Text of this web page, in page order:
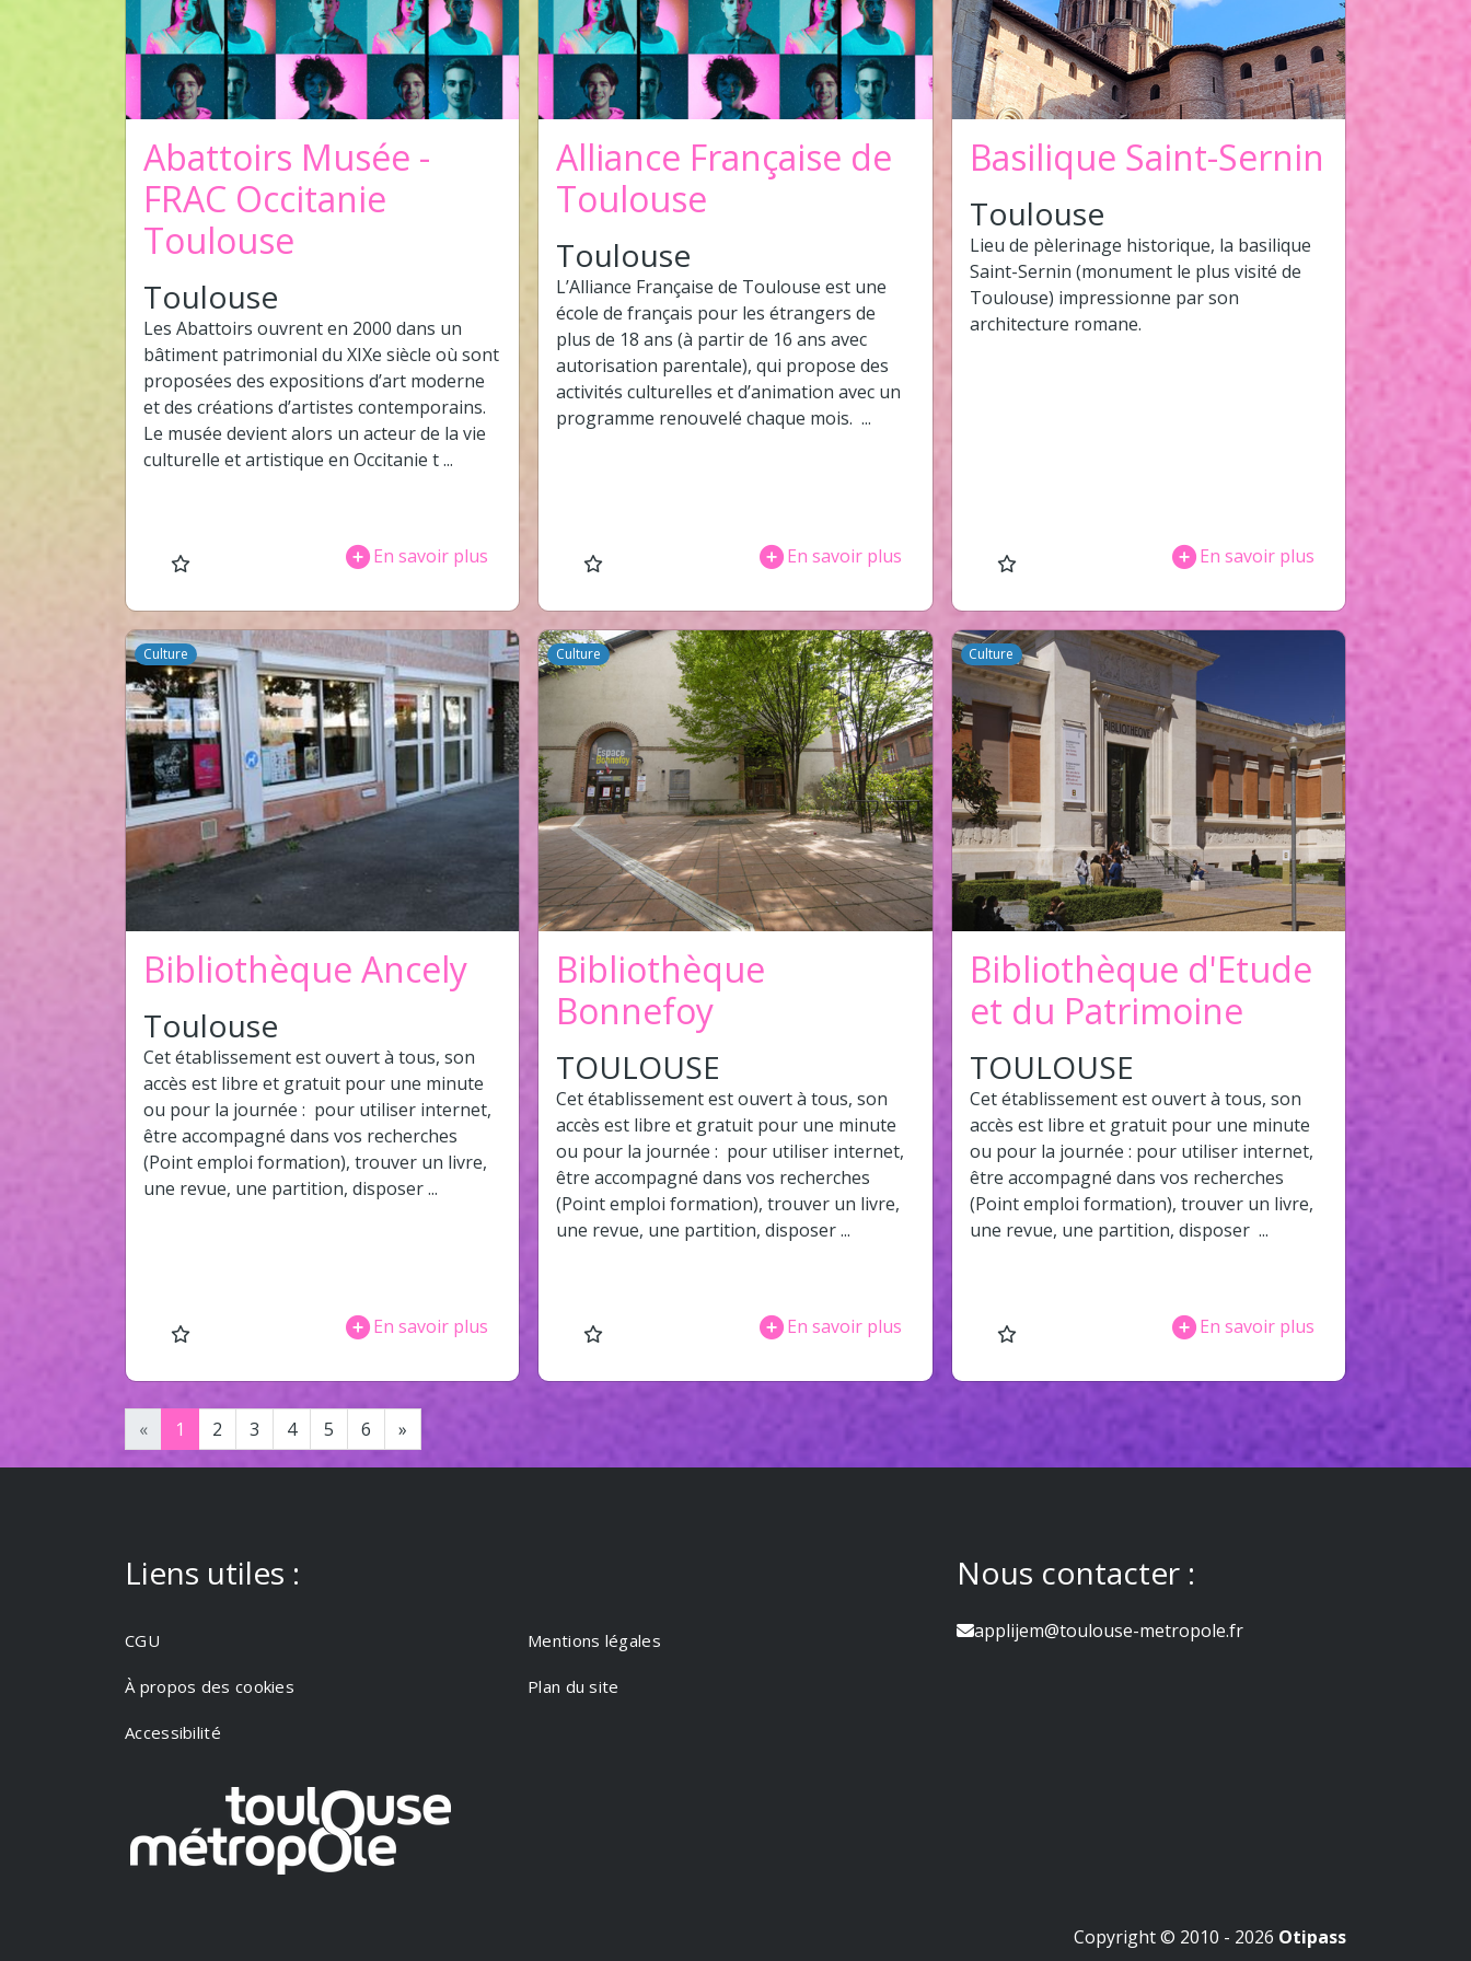
Abattoirs Musée -
FRAC Occitanie
Toulouse
Toulouse
Les Abattoirs ouvrent en 2000 dans un
bâtiment patrimonial du XIXe siècle où sont
proposées des expositions d’art moderne
et des créations d’artistes contemporains.
Le musée devient alors un acteur de la vie
culturelle et artistique en Occitanie t ...
En savoir plus
Alliance Française de
Toulouse
Toulouse
L’Alliance Française de Toulouse est une
école de français pour les étrangers de
plus de 18 ans (à partir de 16 ans avec
autorisation parentale), qui propose des
activités culturelles et d’animation avec un
programme renouvelé chaque mois. ...
En savoir plus
Basilique Saint-Sernin
Toulouse
Lieu de pèlerinage historique, la basilique
Saint-Sernin (monument le plus visité de
Toulouse) impressionne par son
architecture romane.
En savoir plus
Culture
Bibliothèque Ancely
Toulouse
Cet établissement est ouvert à tous, son
accès est libre et gratuit pour une minute
ou pour la journée : pour utiliser internet,
être accompagné dans vos recherches
(Point emploi formation), trouver un livre,
une revue, une partition, disposer ...
En savoir plus
Culture
Bibliothèque
Bonnefoy
TOULOUSE
Cet établissement est ouvert à tous, son
accès est libre et gratuit pour une minute
ou pour la journée : pour utiliser internet,
être accompagné dans vos recherches
(Point emploi formation), trouver un livre,
une revue, une partition, disposer ...
En savoir plus
Culture
Bibliothèque d'Etude
et du Patrimoine
TOULOUSE
Cet établissement est ouvert à tous, son
accès est libre et gratuit pour une minute
ou pour la journée : pour utiliser internet,
être accompagné dans vos recherches
(Point emploi formation), trouver un livre,
une revue, une partition, disposer ...
En savoir plus
« 1 2 3 4 5 6 »
Liens utiles :
CGU Mentions légales
À propos des cookies Plan du site
Accessibilité
Nous contacter :
applijem@toulouse-metropole.fr
Copyright © 2010 - 2026 Otipass